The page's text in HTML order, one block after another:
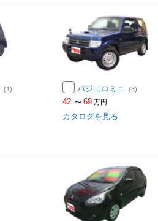
(1) パジェロミニ (8)
42 〜 69 万円
カタログを見る